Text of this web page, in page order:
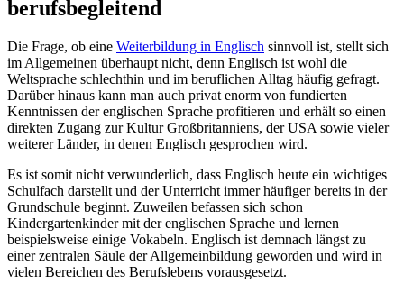
berufsbegleitend
Die Frage, ob eine Weiterbildung in Englisch sinnvoll ist, stellt sich
im Allgemeinen überhaupt nicht, denn Englisch ist wohl die
Weltsprache schlechthin und im beruflichen Alltag häufig gefragt.
Darüber hinaus kann man auch privat enorm von fundierten
Kenntnissen der englischen Sprache profitieren und erhält so einen
direkten Zugang zur Kultur Großbritanniens, der USA sowie vieler
weiterer Länder, in denen Englisch gesprochen wird.
Es ist somit nicht verwunderlich, dass Englisch heute ein wichtiges
Schulfach darstellt und der Unterricht immer häufiger bereits in der
Grundschule beginnt. Zuweilen befassen sich schon
Kindergartenkinder mit der englischen Sprache und lernen
beispielsweise einige Vokabeln. Englisch ist demnach längst zu
einer zentralen Säule der Allgemeinbildung geworden und wird in
vielen Bereichen des Berufslebens vorausgesetzt.